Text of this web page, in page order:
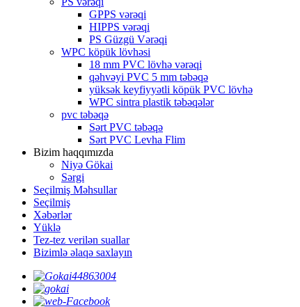
GPPS vərəqi
HIPPS vərəqi
PS Güzgü Vərəqi
WPC köpük lövhəsi
18 mm PVC lövhə vərəqi
qəhvəyi PVC 5 mm təbəqə
yüksək keyfiyyətli köpük PVC lövhə
WPC sintra plastik təbəqələr
pvc təbəqə
Sərt PVC təbəqə
Sərt PVC Levha Flim
Bizim haqqımızda
Niyə Gökai
Sərgi
Seçilmiş Məhsullar
Seçilmiş
Xəbərlər
Yüklə
Tez-tez verilən suallar
Bizimlə əlaqə saxlayın